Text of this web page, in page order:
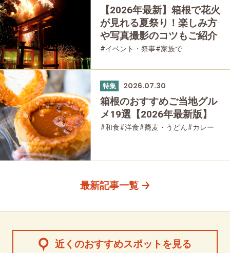
【2026年最新】箱根で花火
が見れる夏祭り！楽しみ方
や写真撮影のコツもご紹介
#イベント・祭事#家族で
特集 2026.07.30
箱根のおすすめご当地グル
メ19選【2026年最新版】
#和食#洋食#蕎麦・うどん#カレー
最新記事一覧
近くのおすすめスポットを見る